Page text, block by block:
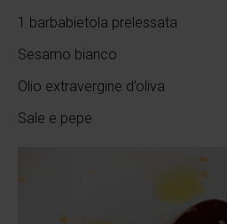
1 barbabietola prelessata
Sesamo bianco
Olio extravergine d’oliva
Sale e pepe